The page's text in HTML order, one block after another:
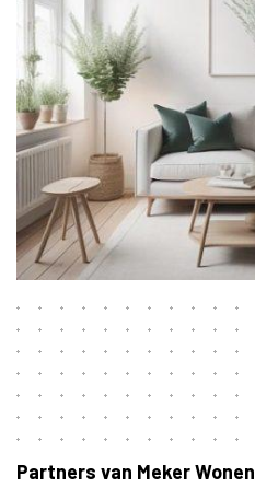
Partners van Meker Wonen